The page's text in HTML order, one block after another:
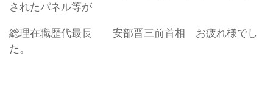
されたパネル等が
総理在職歴代最長 安部晋三前首相 お疲れ様でし
た。